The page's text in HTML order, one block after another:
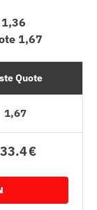
1,67
Quote
1,67
€